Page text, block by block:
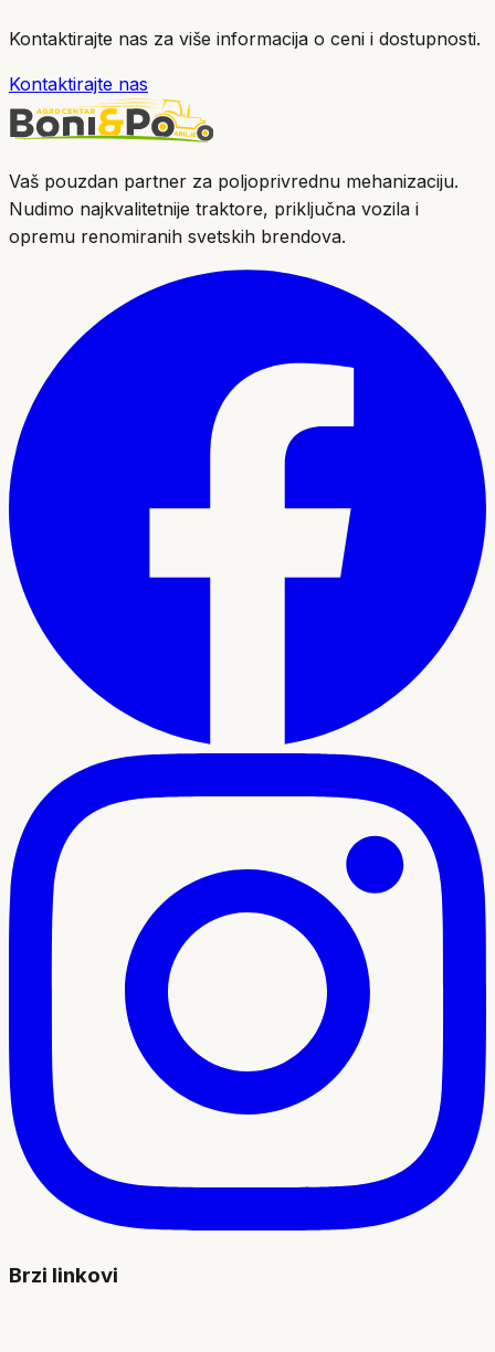
Kontaktirajte nas za više informacija o ceni i dostupnosti.
Kontaktirajte nas
Vaš pouzdan partner za poljoprivrednu mehanizaciju.
Nudimo najkvalitetnije traktore, priključna vozila i
opremu renomiranih svetskih brendova.
Brzi linkovi